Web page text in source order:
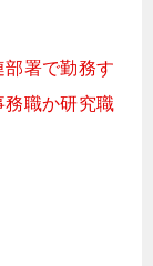
署で勤務す
務職か研究職